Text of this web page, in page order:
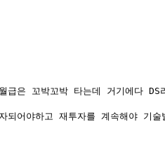
은 꼬박꼬박 타는데 거기에다
어야하고 재투자를 계속해야 기